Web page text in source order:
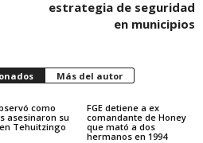
estrategia de seguridad
en municipios
Más del autor
como
asesinaron su
Tehuitzingo
FGE detiene a ex
comandante de Honey
que mató a dos
hermanos en 1994